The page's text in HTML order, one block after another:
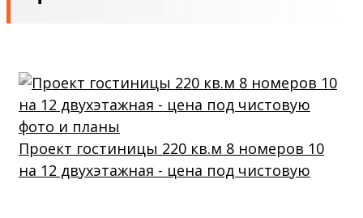
Проект гостиницы 220 кв.м 8 номеров 10
на 12 двухэтажная - цена под чистовую